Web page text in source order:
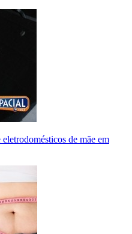
de mãe em